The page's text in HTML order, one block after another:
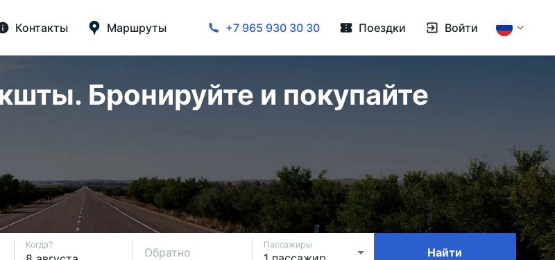
Контакты Маршруты +7 965 930 30 30 Поездки Войти
Бронируйте и покупайте
Когда?
Обратно
Пассажиры
Найти